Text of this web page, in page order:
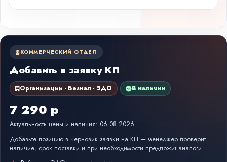
КОММЕРЧЕСКИЙ ОТДЕЛ
Добавить в заявку КП
Организации · Безнал · ЭДО В наличии
7 290 р
Актуальность цены и наличия: 06.08.2026
Добавьте позицию в черновик заявки на КП — менеджер проверит
наличие, срок поставки и при необходимости предложит аналоги.